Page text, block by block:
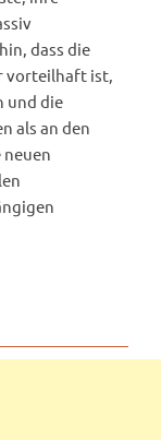
dass die
vorteilhaft ist,
und die
als an den